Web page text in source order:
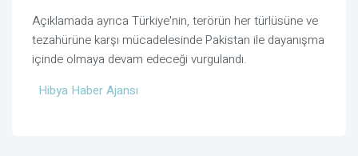
Açıklamada ayrıca Türkiye'nin, terörün her türlüsüne ve
tezahürüne karşı mücadelesinde Pakistan ile dayanışma
içinde olmaya devam edeceği vurgulandı.
Hibya Haber Ajansı